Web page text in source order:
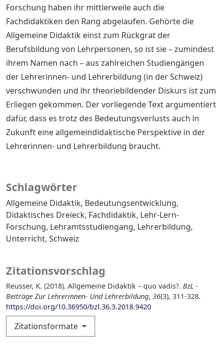
Schlagwörter
Allgemeine Didaktik Bedeutungsentwicklung
Didaktisches Dreieck Fachdidaktik Lehr-Lern-
Forschung Lehramtsstudiengang Lehrerbildung
Unterricht Schweiz
Zitationsvorschlag
Reusser, K. (2018). Allgemeine Didaktik – quo vadis?. BzL -
Beiträge Zur Lehrerinnen- Und Lehrerbildung, 36(3), 311-328.
https://doi.org/10.36950/bzl.36.3.2018.9420
Zitationsformate
Forschung haben ihr mittlerweile auch die
Fachdidaktiken den Rang abgelaufen. Gehörte die
Allgemeine Didaktik einst zum Rückgrat der
Berufsbildung von Lehrpersonen, so ist sie – zumindest
ihrem Namen nach – aus zahlreichen Studiengängen
der Lehrerinnen- und Lehrerbildung (in der Schweiz)
verschwunden und ihr theoriebildender Diskurs ist zum
Erliegen gekommen. Der vorliegende Text argumentiert
dafür, dass es trotz des Bedeutungsverlusts auch in
Zukunft eine allgemeindidaktische Perspektive in der
Lehrerinnen- und Lehrerbildung braucht.